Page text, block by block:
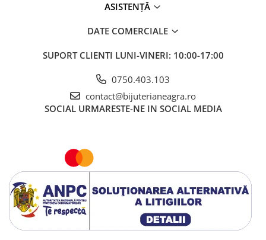
ASISTENȚĂ
DATE COMERCIALE
SUPORT CLIENTI LUNI-VINERI: 10:00-17:00
0750.403.103
contact@bijuterianeagra.ro
SOCIAL URMARESTE-NE IN SOCIAL MEDIA